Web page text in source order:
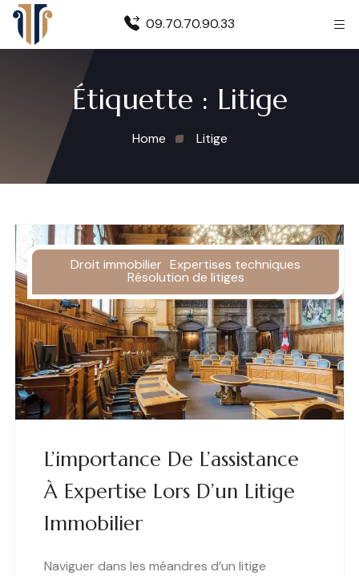
09.70.70.90.33
Étiquette : Litige
Home Litige
L’importance De L’assistance
À Expertise Lors D’un Litige
Immobilier
Droit immobilier Expertises techniques
Résolution de litiges
Naviguer dans les méandres d’un litige